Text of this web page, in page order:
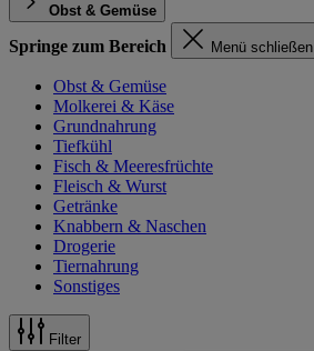
Obst & Gemüse
Springe zum Bereich Menü schließen
Obst & Gemüse
Molkerei & Käse
Grundnahrung
Tiefkühl
Fisch & Meeresfrüchte
Fleisch & Wurst
Getränke
Knabbern & Naschen
Drogerie
Tiernahrung
Sonstiges
Filter